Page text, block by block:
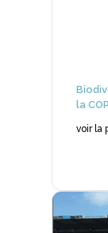
la
voir la